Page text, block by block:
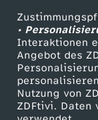
•
Interaktionen
Angebot des
Nutzung von
ZDFtivi. Daten
t
s
c
Livestreams
Sendungen A-Z
TV-Programm